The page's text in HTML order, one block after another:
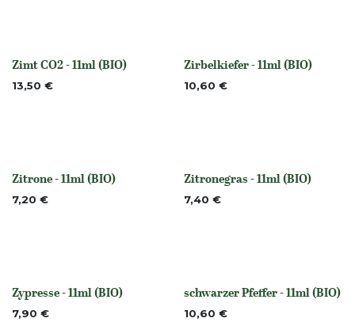
None
Zimt CO2 - 11ml (BIO)
13,50 € None
Zirbelkiefer - 11ml (BIO)
10,60 €
None
Zitrone - 11ml (BIO)
7,20 € None
Zitronegras - 11ml (BIO)
7,40 €
None
Zypresse - 11ml (BIO)
7,90 € None
schwarzer Pfeffer - 11ml (BIO)
10,60 €